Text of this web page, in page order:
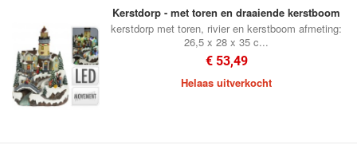
Kerstdorp - met toren en draaiende kerstboom
kerstdorp met toren, rivier en kerstboom afmeting:
26,5 x 28 x 35 c...
€ 53,49
Helaas uitverkocht